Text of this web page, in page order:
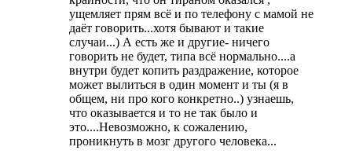
ущемляет прям всё и по телефону с мамой не
даёт говорить...хотя бывают и такие
случаи...) А есть же и другие- ничего
говорить не будет, типа всё нормально....а
внутри будет копить раздражение, которое
может вылиться в один момент и ты (я в
общем, ни про кого конкретно..) узнаешь,
что оказывается и то не так было и
это....Невозможно, к сожалению,
проникнуть в мозг другого человека...